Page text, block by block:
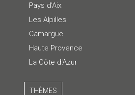
Pays d'Aix
Les Alpilles
Camargue
Haute Provence
La Côte d'Azur
THÈMES